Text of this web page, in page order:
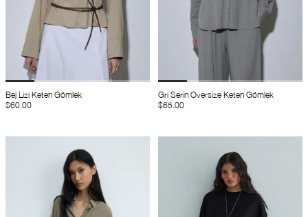
Bej Lizi Keten Gömlek
$60.00
Gri Serin Oversize Keten Gömlek
$65.00